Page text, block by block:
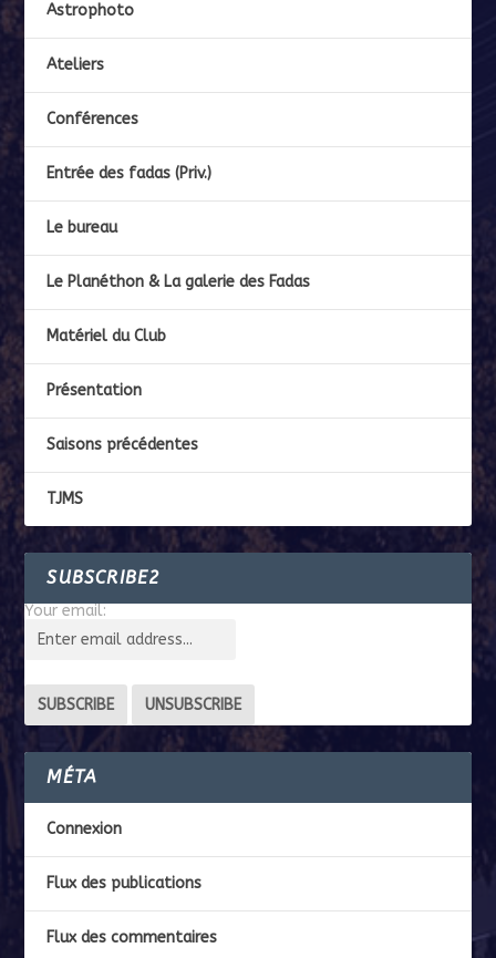
Astrophoto
Ateliers
Conférences
Entrée des fadas (Priv.)
Le bureau
Le Planéthon & La galerie des Fadas
Matériel du Club
Présentation
Saisons précédentes
TJMS
SUBSCRIBE2
Your email:
MÉTA
Connexion
Flux des publications
Flux des commentaires